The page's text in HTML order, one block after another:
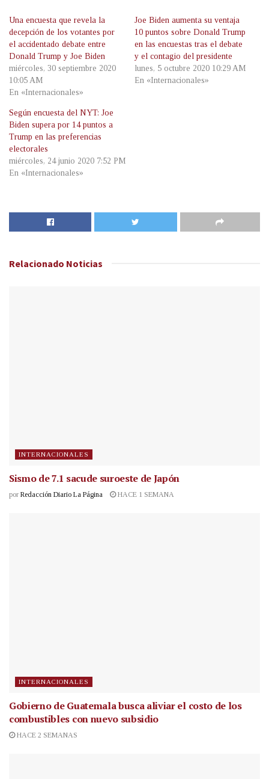
Una encuesta que revela la
decepción de los votantes por
el accidentado debate entre
Donald Trump y Joe Biden
miércoles, 30 septiembre 2020
10:05 AM
En «Internacionales»
Joe Biden aumenta su ventaja
10 puntos sobre Donald Trump
en las encuestas tras el debate
y el contagio del presidente
lunes, 5 octubre 2020 10:29 AM
En «Internacionales»
Según encuesta del NYT: Joe
Biden supera por 14 puntos a
Trump en las preferencias
electorales
miércoles, 24 junio 2020 7:52 PM
En «Internacionales»
Relacionado Noticias
INTERNACIONALES
Sismo de 7.1 sacude suroeste de Japón
por Redacción Diario La Página HACE 1 SEMANA
INTERNACIONALES
Gobierno de Guatemala busca aliviar el costo de los
combustibles con nuevo subsidio
HACE 2 SEMANAS